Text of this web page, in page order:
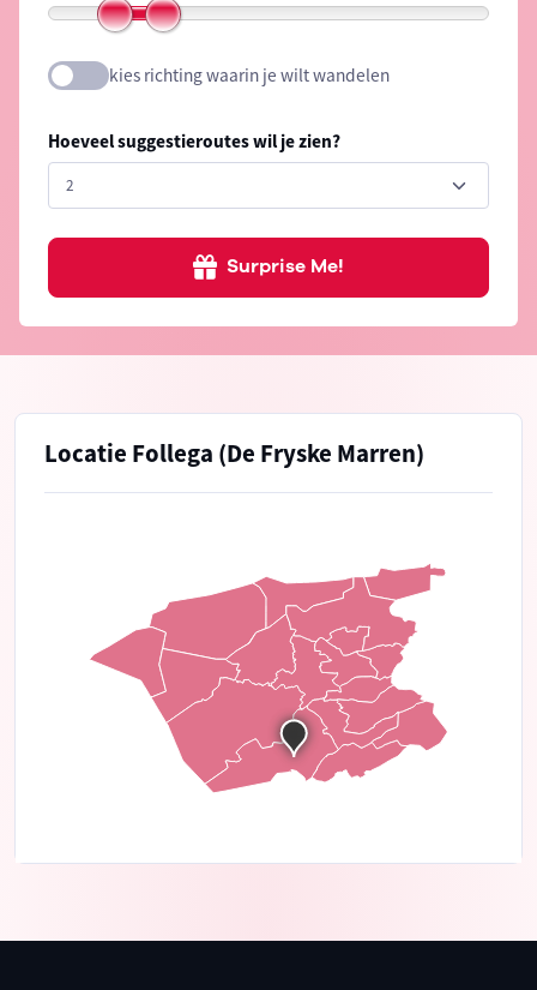
kies richting waarin je wilt wandelen
Hoeveel suggestieroutes wil je zien?
Surprise Me!
Locatie Follega (De Fryske Marren)